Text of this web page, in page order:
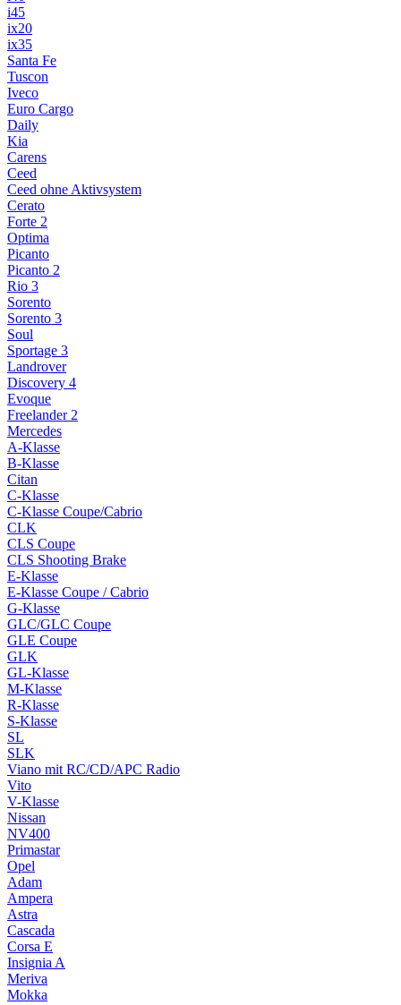
i45
ix20
ix35
Santa Fe
Tuscon
Iveco
Euro Cargo
Daily
Kia
Carens
Ceed
Ceed ohne Aktivsystem
Cerato
Forte 2
Optima
Picanto
Picanto 2
Rio 3
Sorento
Sorento 3
Soul
Sportage 3
Landrover
Discovery 4
Evoque
Freelander 2
Mercedes
A-Klasse
B-Klasse
Citan
C-Klasse
C-Klasse Coupe/Cabrio
CLK
CLS Coupe
CLS Shooting Brake
E-Klasse
E-Klasse Coupe / Cabrio
G-Klasse
GLC/GLC Coupe
GLE Coupe
GLK
GL-Klasse
M-Klasse
R-Klasse
S-Klasse
SL
SLK
Viano mit RC/CD/APC Radio
Vito
V-Klasse
Nissan
NV400
Primastar
Opel
Adam
Ampera
Astra
Cascada
Corsa E
Insignia A
Meriva
Mokka